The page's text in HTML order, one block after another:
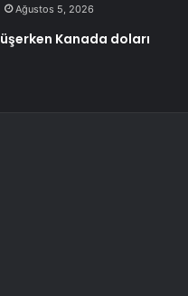
Ağustos 5, 2026
Kanada doları